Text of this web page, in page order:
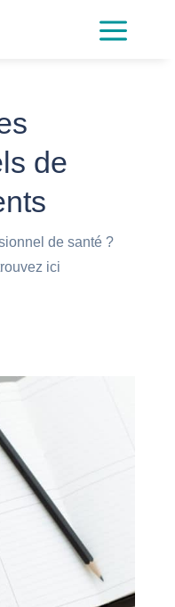
a
de
de santé ?
ici